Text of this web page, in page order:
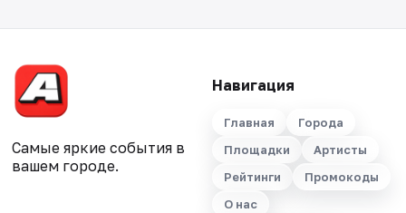
Самые яркие события в
вашем городе.
Навигация
Главная
Города
Площадки
Артисты
Рейтинги
Промокоды
О нас